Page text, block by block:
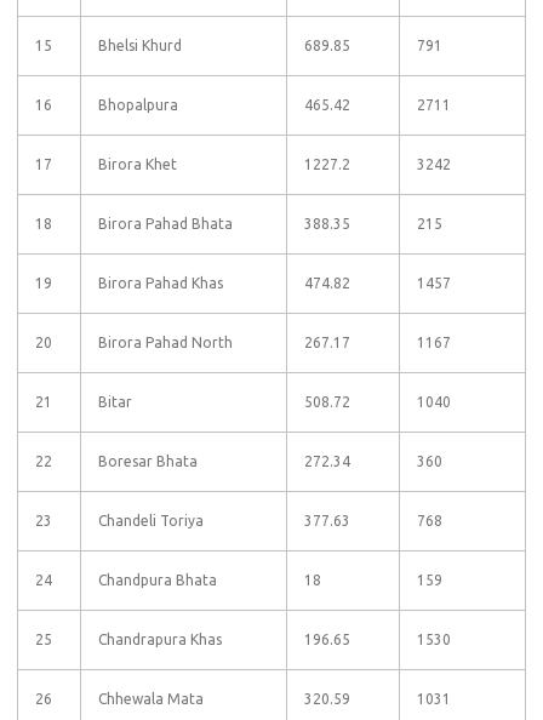
15 Bhelsi Khurd 689.85 791
16 Bhopalpura 465.42 2711
17 Birora Khet 1227.2 3242
18 Birora Pahad Bhata 388.35 215
19 Birora Pahad Khas 474.82 1457
20 Birora Pahad North 267.17 1167
21 Bitar 508.72 1040
22 Boresar Bhata 272.34 360
23 Chandeli Toriya 377.63 768
24 Chandpura Bhata 18 159
25 Chandrapura Khas 196.65 1530
26 Chhewala Mata 320.59 1031